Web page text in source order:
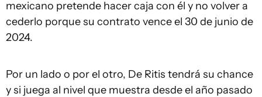
mexicano pretende hacer caja con él y no volver a
cederlo porque su contrato vence el 30 de junio de
2024.
Por un lado o por el otro, De Ritis tendrá su chance
y si juega al nivel que muestra desde el año pasado